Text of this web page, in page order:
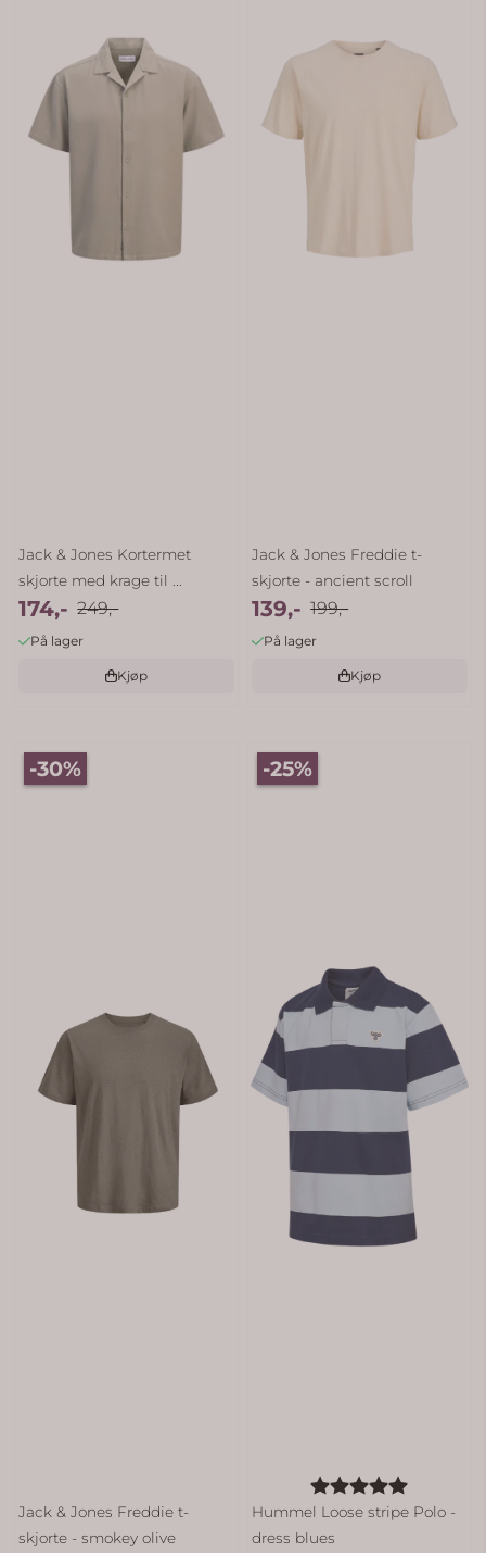
Jack & Jones Kortermet
skjorte med krage til ...
174,- 249,-
På lager
Kjøp
Jack & Jones Freddie t-
skjorte - ancient scroll
139,- 199,-
På lager
Kjøp
-30%
Jack & Jones Freddie t-
skjorte - smokey olive
-25%
Karakter:
Hummel Loose stripe Polo -
dress blues